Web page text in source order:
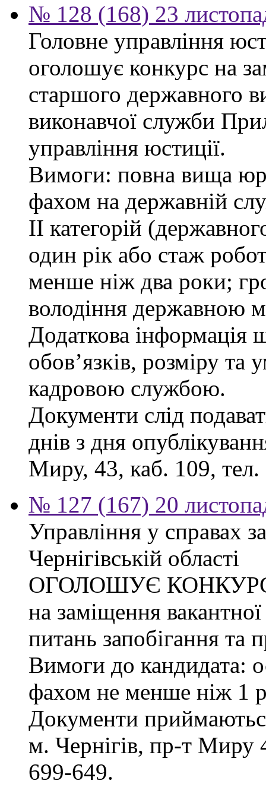
№ 128 (168) 23
Головне управління
оголошує конкурс на
старшого державного
виконавчої служби
управління юстиції.
Вимоги: повна вища
фахом на державній
ІІ категорій
один рік або стаж
менше ніж два роки;
володіння державною
Додаткова інформація
обов’язків, розміру та
кадровою службою.
Документи слід
днів з дня
Миру, 43, каб. 109,
№ 127 (167) 20
Управління у справах
Чернігівській області
ОГОЛОШУЄ
на заміщення
питань запобігання та
Вимоги до кандидата:
фахом не менше ніж 1
Документи
м. Чернігів, пр-т Миру
699-649.